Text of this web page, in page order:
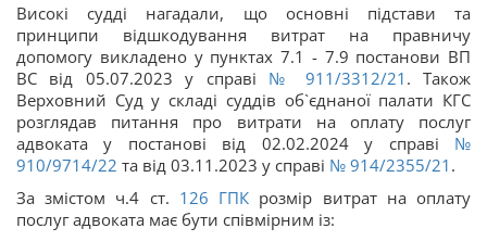
Високі судді нагадали, що основні підстави та
принципи відшкодування витрат на правничу
допомогу викладено у пунктах 7.1 - 7.9 постанови ВП
ВС від 05.07.2023 у справі № 911/3312/21 . Також
Верховний Суд у складі суддів об`єднаної палати КГС
розглядав питання про витрати на оплату послуг
адвоката у постанові від 02.02.2024 у справі №
910/9714/22 та від 03.11.2023 у справі № 914/2355/21 .
За змістом ч.4 ст. 126 ГПК розмір витрат на оплату
послуг адвоката має бути співмірним із: